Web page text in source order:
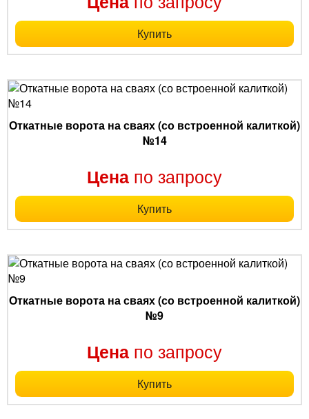
Купить
Откатные ворота на сваях (со встроенной калиткой)
№14
Цена по запросу
Купить
Откатные ворота на сваях (со встроенной калиткой)
№9
Цена по запросу
Купить